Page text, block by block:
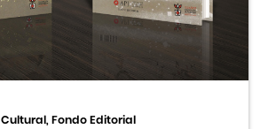
Cultural, Fondo Editorial